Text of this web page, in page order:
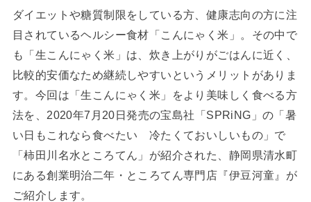
ダイエットや糖質制限をしている方、健康志向の方に注
目されているヘルシー食材「こんにゃく米」。その中で
も「生こんにゃく米」は、炊き上がりがごはんに近く、
比較的安価なため継続しやすいというメリットがありま
す。今回は「生こんにゃく米」をより美味しく食べる方
法を、2020年7月20日発売の宝島社「SPRiNG」の「暑
い日もこれなら食べたい 冷たくておいしいもの」で
「柿田川名水ところてん」が紹介された、静岡県清水町
にある創業明治二年・ところてん専門店『伊豆河童』が
ご紹介します。